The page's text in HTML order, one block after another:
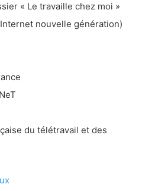
« Le travaille chez moi »
nouvelle génération)
du télétravail et des